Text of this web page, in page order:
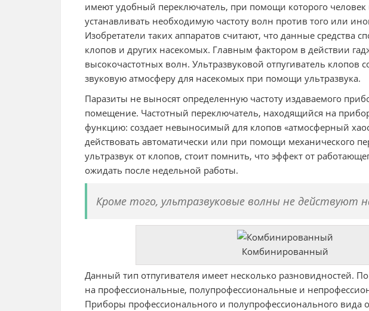
имеют удобный переключатель, при помощи которого человек
устанавливать необходимую частоту волн против того или
Изобретатели таких аппаратов считают, что данные средства
клопов и других насекомых. Главным фактором в действии
высокочастотных волн. Ультразвуковой отпугиватель клопов
звуковую атмосферу для насекомых при помощи ультразвука.
Паразиты не выносят определенную частоту издаваемого
помещение. Частотный переключатель, находящийся на
функцию: создает невыносимый для клопов «атмосферный
действовать автоматически или при помощи механического
ультразвук от клопов, стоит помнить, что эффект от
ожидать после недельной работы.
Кроме того, ультразвуковые волны не действуют
Комбинированный
Данный тип отпугивателя имеет несколько разновидностей.
на профессиональные, полупрофессиональные и
Приборы профессионального и полупрофессионального вида